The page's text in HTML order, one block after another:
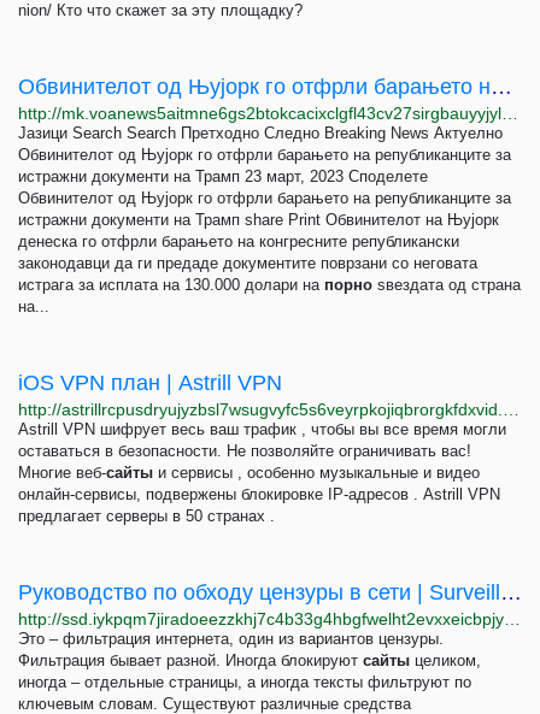
nion/ Кто что скажет за эту площадку?
Обвинителот од Њујорк го отфрли барањето на републиканците за истражни документи на Трамп
Јазици Search Search Претходно Следно Breaking News Актуелно
Обвинителот од Њујорк го отфрли барањето на републиканците за
истражни документи на Трамп 23 март, 2023 Споделете
Обвинителот од Њујорк го отфрли барањето на републиканците за
истражни документи на Трамп share Print Обвинителот на Њујорк
денеска го отфрли барањето на конгресните републикански
законодавци да ги предаде документите поврзани со неговата
истрага за исплата на 130.000 долари на порно ѕвездата од страна
на...
iOS VPN план | Astrill VPN
Astrill VPN шифрует весь ваш трафик , чтобы вы все время могли
оставаться в безопасности. Не позволяйте ограничивать вас!
Многие веб-сайты и сервисы , особенно музыкальные и видео
онлайн-сервисы, подвержены блокировке IP-адресов . Astrill VPN
предлагает серверы в 50 странах .
Руководство по обходу цензуры в сети | Surveillance Self-Defense
Это – фильтрация интернета, один из вариантов цензуры.
Фильтрация бывает разной. Иногда блокируют сайты целиком,
иногда – отдельные страницы, а иногда тексты фильтруют по
ключевым словам. Существуют различные средства